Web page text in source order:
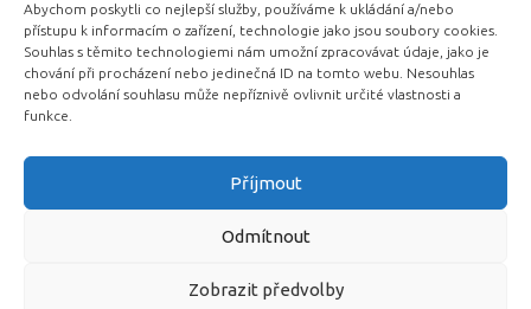
Abychom poskytli co nejlepší služby, používáme k ukládání a/nebo
přístupu k informacím o zařízení, technologie jako jsou soubory cookies.
Souhlas s těmito technologiemi nám umožní zpracovávat údaje, jako je
chování při procházení nebo jedinečná ID na tomto webu. Nesouhlas
nebo odvolání souhlasu může nepříznivě ovlivnit určité vlastnosti a
funkce.
Příjmout
Odmítnout
Zobrazit předvolby
Novinky automobilového průmyslu © 2026. Všechna práva
vyhrazena.
Podporováno - Designed with the Hueman theme
Související automobilové magazíny:
Auta.eu DotekSlova.cz